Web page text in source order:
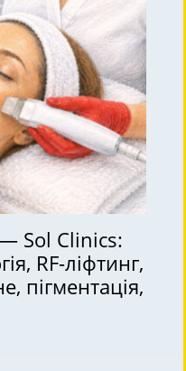
Sol Clinics:
RF-ліфтинг,
пігментація,